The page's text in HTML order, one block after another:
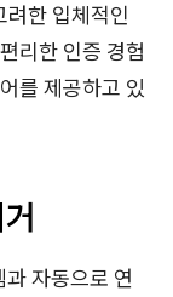
한 입체적인
리한 인증 경험
를 제공하고 있
자동으로 연